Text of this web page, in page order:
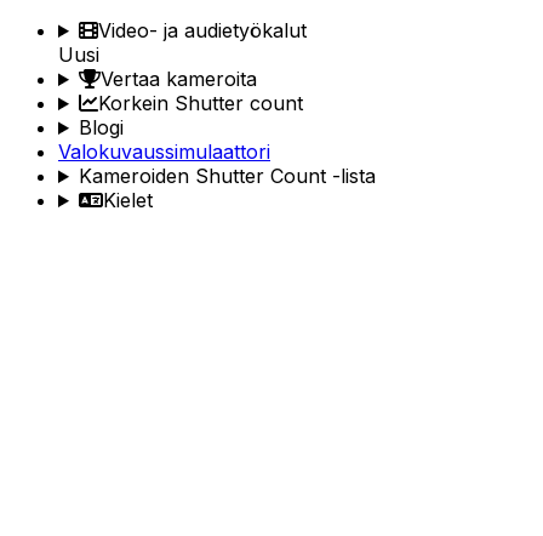
Video- ja audietyökalut
Uusi
Vertaa kameroita
Korkein Shutter count
Blogi
Valokuvaussimulaattori
Kameroiden Shutter Count -lista
Kielet